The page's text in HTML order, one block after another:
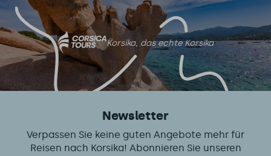
Korsika, das echte Korsika
Newsletter
Verpassen Sie keine guten Angebote mehr für
Reisen nach Korsika! Abonnieren Sie unseren